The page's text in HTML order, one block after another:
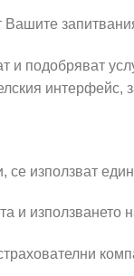
подобряват
интерфейс,
използват
и